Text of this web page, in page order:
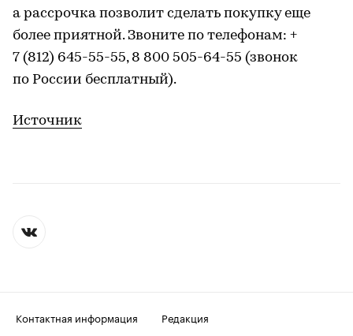
а рассрочка позволит сделать покупку еще
более приятной. Звоните по телефонам: +
7 (812) 645-55-55, 8 800 505-64-55 (звонок
по России бесплатный).
Источник
Контактная информация
Редакция